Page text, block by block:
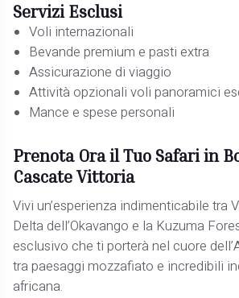
Servizi Esclusi
Voli internazionali
Bevande premium e pasti extra
Assicurazione di viaggio
Attività opzionali voli panoramici
Mance e spese personali
Prenota Ora il Tuo Safari in
Cascate Vittoria
Vivi un’esperienza indimenticabile tra
Delta dell’Okavango e la Kuzuma
esclusivo che ti porterà nel cuore
tra paesaggi mozzafiato e incredibili
africana.